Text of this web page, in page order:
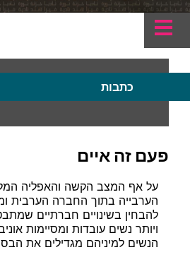
כתבות
פעם זה איים
על אף המצב הקשה והאפליה
הערבייה בתוך החברה הערבית
להבחין בשינויים חברתיים
ויותר נשים עובדות ומסיימות
הנשים למיניהם מגדילים את